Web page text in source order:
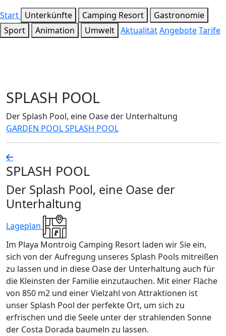
Start Unterkünfte Camping Resort
Gastronomie
Sport
Animation Umwelt AktualitätAngeboteTarife
SPLASH POOL
Der Splash Pool, eine Oase der Unterhaltung
GARDEN POOLSPLASH POOL
SPLASH POOL
Der Splash Pool, eine Oase der
Unterhaltung
Lageplan
Im Playa Montroig Camping Resort laden wir Sie ein,
sich von der Aufregung unseres Splash Pools mitreißen
zu lassen und in diese Oase der Unterhaltung auch für
die Kleinsten der Familie einzutauchen. Mit einer Fläche
von 850 m2 und einer Vielzahl von Attraktionen ist
unser Splash Pool der perfekte Ort, um sich zu
erfrischen und die Seele unter der strahlenden Sonne
der Costa Dorada baumeln zu lassen.